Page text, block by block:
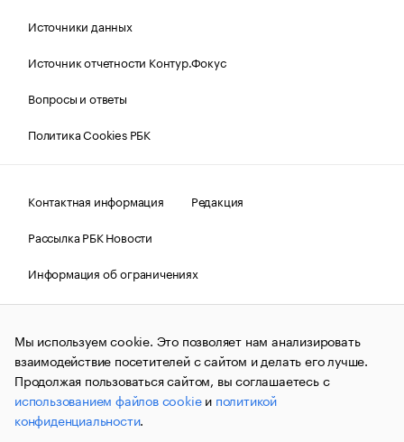
Источники данных
Источник отчетности Контур.Фокус
Вопросы и ответы
Политика Cookies РБК
Контактная информация
Редакция
Рассылка РБК Новости
Информация об ограничениях
Правовая информация
О соблюдении авторских прав
© АО «РОСБИЗНЕСКОНСАЛТИНГ»,1995–2026.Сообщения
и материалы информационного агентства «РБК»
(зарегистрировано Федеральной службой по надзору в сфере
связи, информационных технологий и массовых
коммуникаций (Роскомнадзор) 09.12.2015 за номером ИА
№ФС77-63848) сопровождаются пометкой «РБК». Отдельные
публикации могут содержать информацию,
Мы используем cookie. Это позволяет нам анализировать
взаимодействие посетителей с сайтом и делать его лучше.
Продолжая пользоваться сайтом, вы соглашаетесь с
использованием файлов cookieи политикой
конфиденциальности.